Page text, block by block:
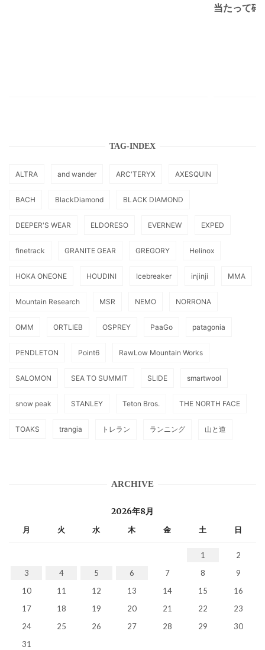
当たって砕
TAG-INDEX
ALTRA and wander ARC'TERYX AXESQUIN
BACH BlackDiamond BLACK DIAMOND
DEEPER'S WEAR ELDORESO EVERNEW EXPED
finetrack GRANITE GEAR GREGORY Helinox
HOKA ONEONE HOUDINI Icebreaker injinji MMA
Mountain Research MSR NEMO NORRONA
OMM ORTLIEB OSPREY PaaGo patagonia
PENDLETON Point6 RawLow Mountain Works
SALOMON SEA TO SUMMIT SLIDE smartwool
snow peak STANLEY Teton Bros. THE NORTH FACE
TOAKS trangia トレラン ランニング 山と道
ARCHIVE
2026年8月
月 火 水 木 金 土 日
1
2
3
4 5 6 7 8
9
10
11 12 13 14 15
16
17
18 19 20 21 22
23
24
25 26 27 28 29
30
31